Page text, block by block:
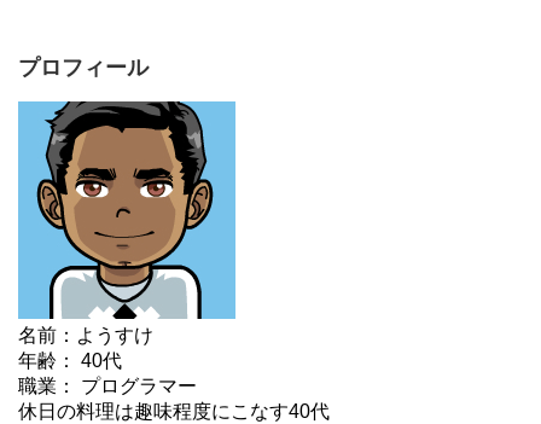
プロフィール
名前：ようすけ
年齢： 40代
職業： プログラマー
休日の料理は趣味程度にこなす40代